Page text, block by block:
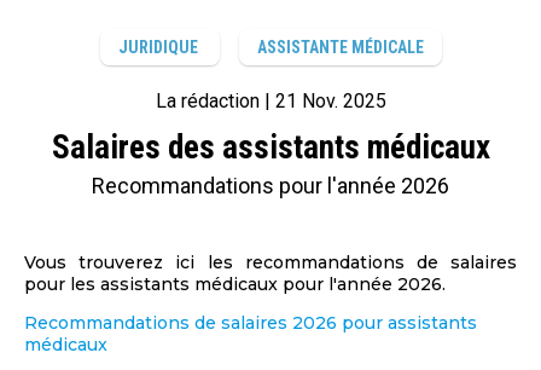
JURIDIQUE ASSISTANTE MÉDICALE
La rédaction 21 Nov. 2025
Salaires des assistants médicaux
Recommandations pour l'année 2026
Vous trouverez ici les recommandations de salaires
pour les assistants médicaux pour l'année 2026.
Recommandations de salaires 2026 pour assistants
médicaux